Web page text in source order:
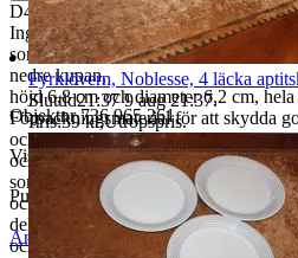
D4 äldre exklusiva whiskyglas från
Ingeborg Lundin,
som formgav servisen 1952. Vacker
nedre kupan,
höjd 6,8 cm och diameter 6,2 cm,
Förpackningsmaterial för att skydda
och packning sker mycket
och köpare tolkar olika inslag i
som "bruksskick" mm, på olika sätt,
också tar
del av bifogade bilder, gärna
och välgrundad bild av skicket.
Objektnr 736 965 261
Visningar 101
Publicerad
18 jun 18:53
Anmäl Sälj liknande
Fyrklövern, Noblesse, 4 läcka
Sluttid21:37 9 aug 21:37.
Pris:39 kr,Utropspris.